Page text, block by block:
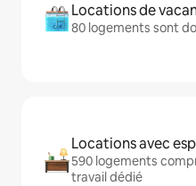
Locations de
80 logements sont
Locations avec
590 logements
travail dédié